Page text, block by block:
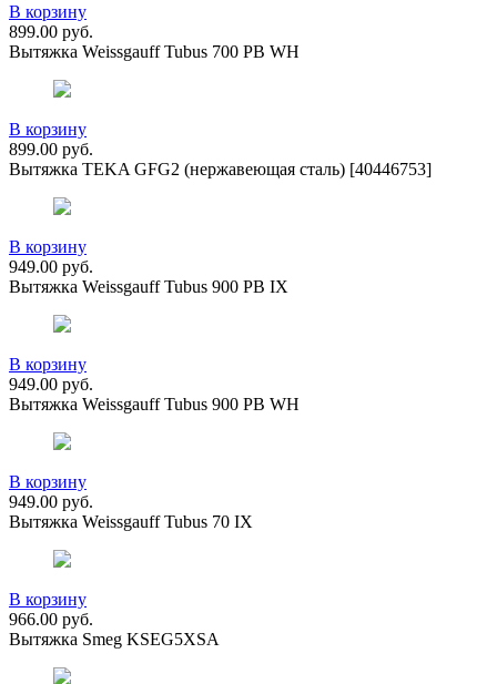
В корзину
899.00 руб.
Вытяжка Weissgauff Tubus 700 PB WH
В корзину
899.00 руб.
Вытяжка TEKA GFG2 (нержавеющая сталь) [40446753]
В корзину
949.00 руб.
Вытяжка Weissgauff Tubus 900 PB IX
В корзину
949.00 руб.
Вытяжка Weissgauff Tubus 900 PB WH
В корзину
949.00 руб.
Вытяжка Weissgauff Tubus 70 IX
В корзину
966.00 руб.
Вытяжка Smeg KSEG5XSA